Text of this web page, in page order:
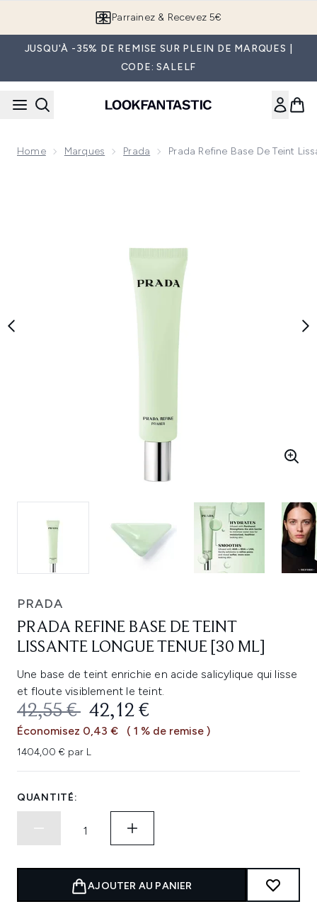
Parrainez & Recevez 5€
JUSQU'À -35% DE REMISE SUR PLEIN DE MARQUES |
CODE: SALELF
Home Marques Prada Prada Refine Base De Teint
PRADA
PRADA REFINE BASE DE TEINT
LISSANTE LONGUE TENUE [30 ML]
Une base de teint enrichie en acide salicylique qui lisse
et floute visiblement le teint.
PRIX DE VENTE :
42,55 € PRIX ​​ACTUEL :
42,12 €
Économisez 0,43 € ( 1 % de remise )
1404,00 € par L
QUANTITÉ:
AJOUTER AU PANIER